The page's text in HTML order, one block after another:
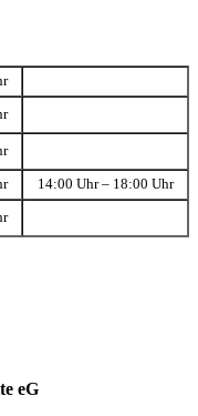
14:00 Uhr – 18:00 Uhr
eG